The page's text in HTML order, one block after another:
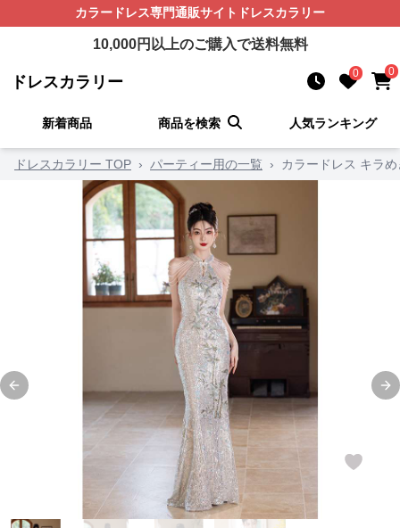
カラードレス専門通販サイト ドレスカラリー
10,000円以上のご購入で送料無料
ドレスカラリー 0 0
新着商品 商品を検索 人気ランキング
ドレスカラリー TOP › パーティー用の一覧 › カラードレス キラ
Previous slide